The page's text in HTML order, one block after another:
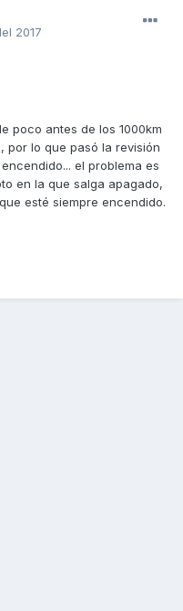
2017
poco antes de los 1000km
por lo que pasó la revisión
el problema es
en la que salga apagado,
esté siempre encendido.